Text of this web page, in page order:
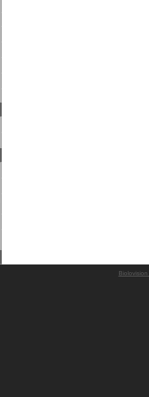
Biolovision